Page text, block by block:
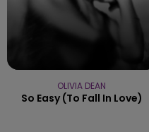
OLIVIA DEAN
So Easy (to Fall In Love)